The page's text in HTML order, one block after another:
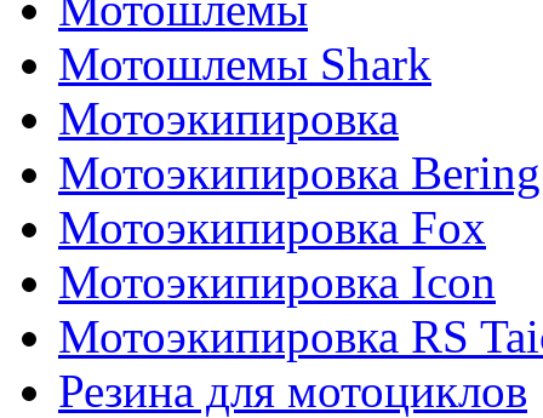
Мотошлемы Shark
Мотоэкипировка
Мотоэкипировка Bering
Мотоэкипировка Fox
Мотоэкипировка Icon
Мотоэкипировка RS
Резина для мотоциклов